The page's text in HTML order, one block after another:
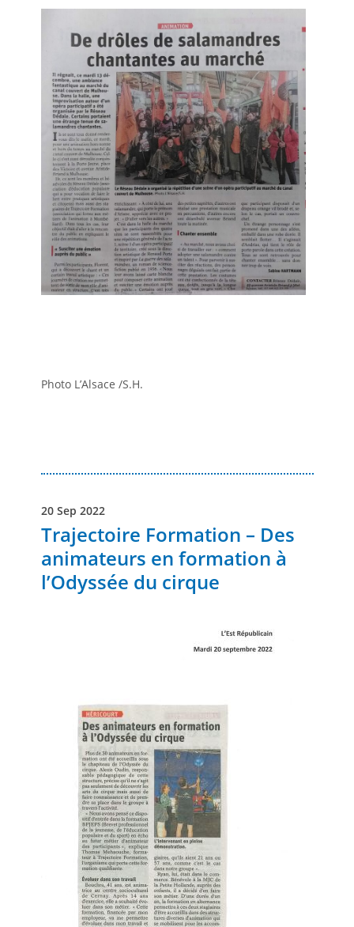
Photo L’Alsace /S.H.
20 Sep 2022
Trajectoire Formation – Des
animateurs en formation à
l’Odyssée du cirque